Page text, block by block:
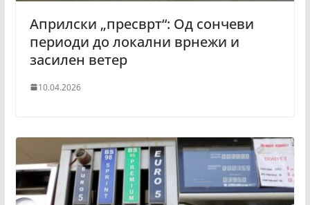
Априлски „пресврт“: Од сончеви
периоди до локални врнежи и
засилен ветер
10.04.2026